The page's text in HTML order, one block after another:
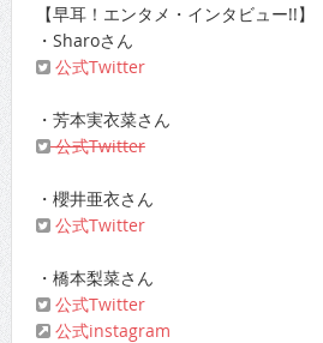
【早耳！エンタメ・インタビュー!!】
・Sharoさん
公式Twitter
・芳本実衣菜さん
公式Twitter
・櫻井亜衣さん
公式Twitter
・橋本梨菜さん
公式Twitter
公式instagram